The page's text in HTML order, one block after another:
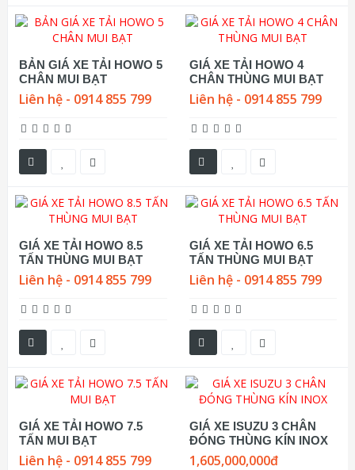
BẢN GIÁ XE TẢI HOWO 5
CHÂN MUI BẠT
Liên hệ - 0914 855 799
GIÁ XE TẢI HOWO 4
CHÂN THÙNG MUI BẠT
Liên hệ - 0914 855 799
GIÁ XE TẢI HOWO 8.5
TẤN THÙNG MUI BẠT
Liên hệ - 0914 855 799
GIÁ XE TẢI HOWO 6.5
TẤN THÙNG MUI BẠT
Liên hệ - 0914 855 799
GIÁ XE TẢI HOWO 7.5
TẤN MUI BẠT
Liên hệ - 0914 855 799
GIÁ XE ISUZU 3 CHÂN
ĐÓNG THÙNG KÍN INOX
1,605,000,000đ